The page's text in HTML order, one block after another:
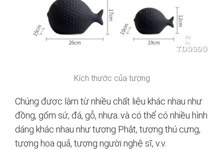
Kích thước của tượng
Chúng được làm từ nhiều chất liệu khác nhau như
đồng, gốm sứ, đá, gỗ, nhựa..và có thể có nhiều hình
dáng khác nhau như tượng Phật, tượng thú cưng,
tượng hoa quả, tượng người nghệ sĩ, v.v.